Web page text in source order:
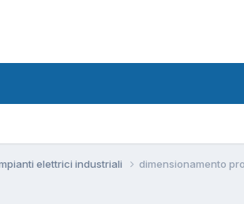
elettrici industriali dimensionamento